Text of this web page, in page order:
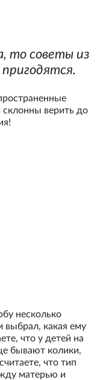
то советы из
верить до
несколько
выбрал, какая ему
что у детей на
бывают колики,
что тип
матерью и